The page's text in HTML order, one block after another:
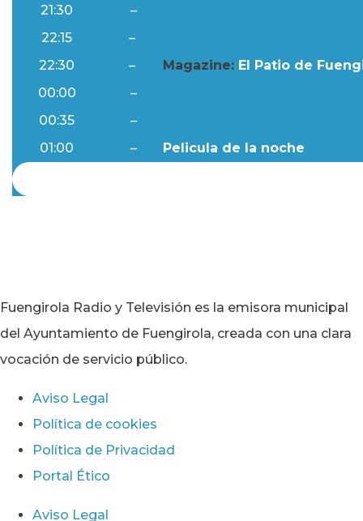
21:30 –
22:15
–
22:30
– Magazine: El Patio de
00:00
–
00:35
–
01:00
– Pelicula de la noche
Fuengirola Radio y Televisión es la emisora municipal
del Ayuntamiento de Fuengirola, creada con una clara
vocación de servicio público.
Aviso Legal
Política de cookies
Política de Privacidad
Portal Ético
Aviso Legal